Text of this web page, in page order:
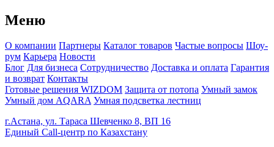
Меню
О компании Партнеры Каталог товаров Частые вопросы Шоу-
рум Карьера Новости
Блог Для бизнеса Сотрудничество Доставка и оплата Гарантия
и возврат Контакты
Готовые решения WIZDOM Защита от потопа Умный замок
Умный дом AQARA Умная подсветка лестниц
г.Астана, ул. Тараса Шевченко 8, ВП 16
Единый Call-центр по Казахстану